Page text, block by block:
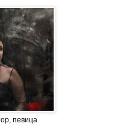
певица